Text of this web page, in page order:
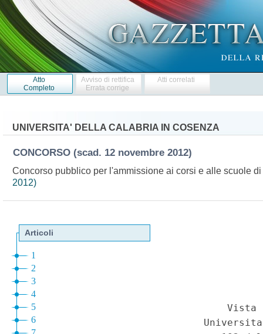
Atto
Completo
Avviso di rettifica
Errata corrige
Atti correlati
UNIVERSITA' DELLA CALABRIA IN COSENZA
CONCORSO (scad. 12 novembre 2012)
Concorso pubblico per l'ammissione ai corsi e alle scuole
2012)